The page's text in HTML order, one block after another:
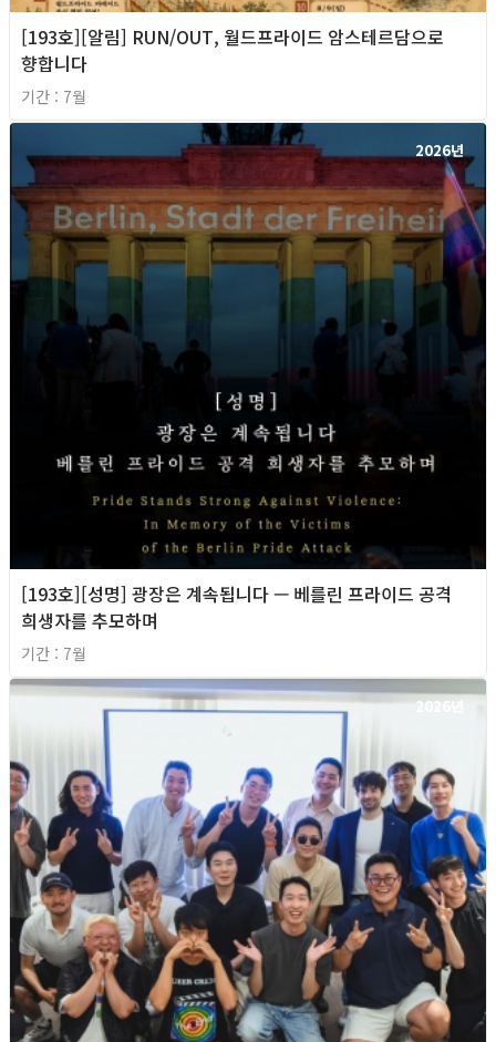
[193호][알림] RUN/OUT, 월드프라이드 암스테르담으로
향합니다
기간 : 7월
2026년
[193호][성명] 광장은 계속됩니다 — 베를린 프라이드 공격
희생자를 추모하며
기간 : 7월
2026년